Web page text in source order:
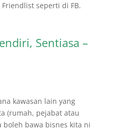
seperti di FB.
Sentiasa –
kawasan lain yang
(rumah, pejabat atau
boleh bawa bisnes kita ni